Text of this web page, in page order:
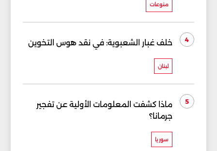
منوعات
4 خلف غبار الشعبوية: في نقد هوس التخوين
لبنان
5
ماذا كشفت المعلومات الأولية عن تفجير
جرمانا؟
سوريا